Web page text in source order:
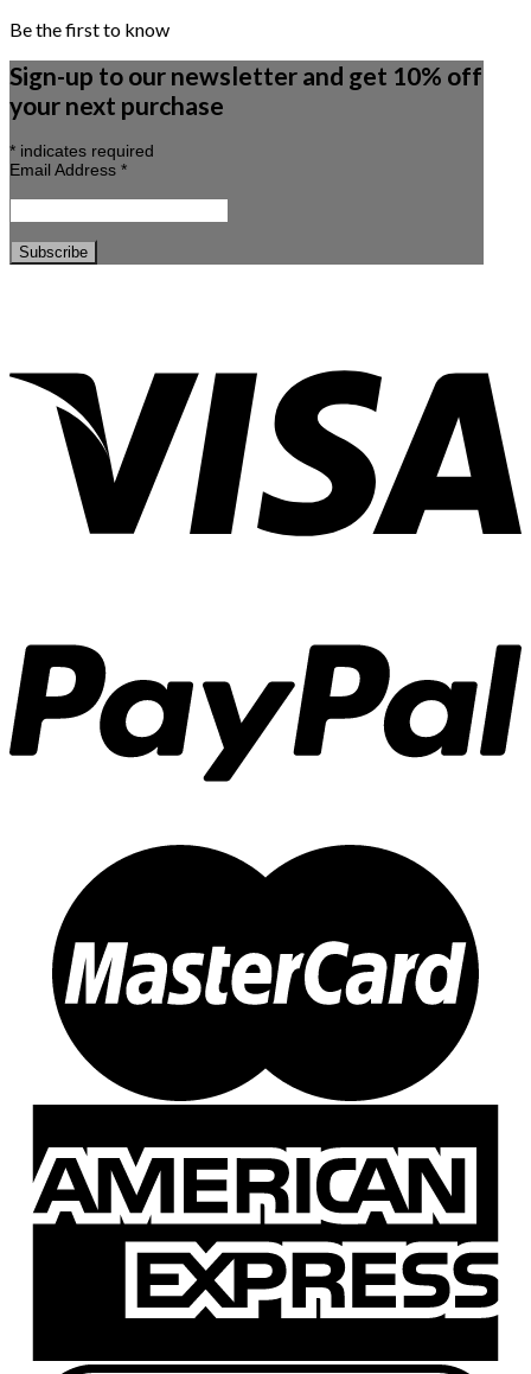
Be the first to know
Sign-up to our newsletter and get 10% off
your next purchase
* indicates required
Email Address *